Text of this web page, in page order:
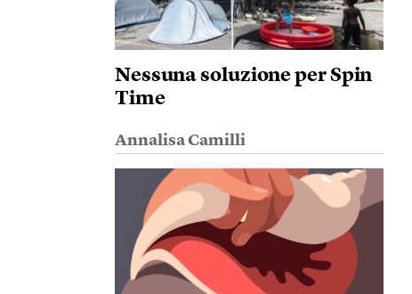
Nessuna soluzione per Spin
Time
Annalisa Camilli